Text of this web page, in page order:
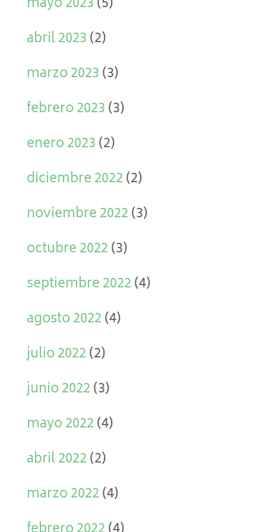
abril 2023(2)
marzo 2023(3)
febrero 2023(3)
enero 2023(2)
diciembre 2022(2)
noviembre 2022(3)
octubre 2022(3)
septiembre 2022(4)
agosto 2022(4)
julio 2022(2)
junio 2022(3)
mayo 2022(4)
abril 2022(2)
marzo 2022(4)